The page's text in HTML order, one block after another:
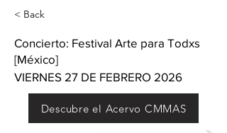
< Back
Concierto: Festival Arte para Todxs
[México]
VIERNES 27 DE FEBRERO 2026
Descubre el Acervo CMMAS